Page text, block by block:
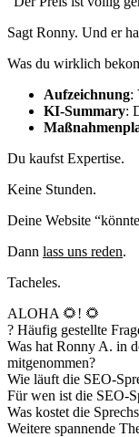
Sagt Ronny. Und er
Was du wirklich
Aufzeichnung:
KI-Summary:
Du kaufst Expertise.
Keine Stunden.
Deine Website
Dann lass uns reden.
Tacheles.
ALOHA 🌻! 🌻
? Häufig gestellte
Was hat Ronny A. in
mitgenommen?
Wie läuft die SEO-
Für wen ist die SEO-
Was kostet die
Weitere spannende